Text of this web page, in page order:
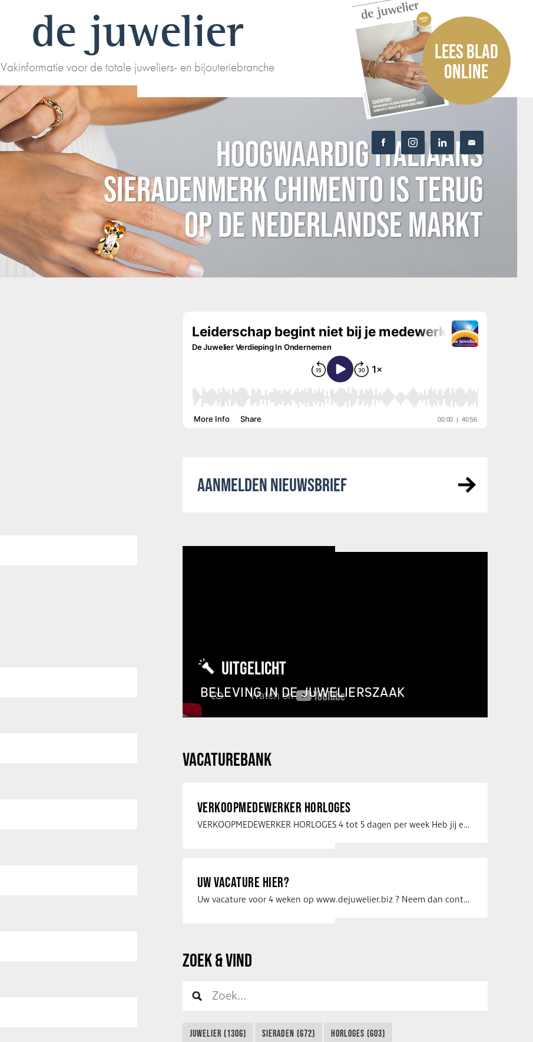
de juwelier
Vakinformatie voor de totale juweliers- en bijouteriebranche
LEES BLAD
ONLINE
HOOGWAARDIG ITALIAANS
SIERADENMERK CHIMENTO IS TERUG
OP DE NEDERLANDSE MARKT
AANMELDEN NIEUWSBRIEF
UITGELICHT
BELEVING IN DE JUWELIERSZAAK
VACATUREBANK
VERKOOPMEDEWERKER HORLOGES
VERKOOPMEDEWERKER HORLOGES 4 tot 5 dagen per week Heb jij een passie voor …
UW VACATURE HIER?
Uw vacature voor 4 weken op www.dejuwelier.biz ? Neem dan contact op met …
ZOEK & VIND
JUWELIER (1306) SIERADEN (672) HORLOGES (603)